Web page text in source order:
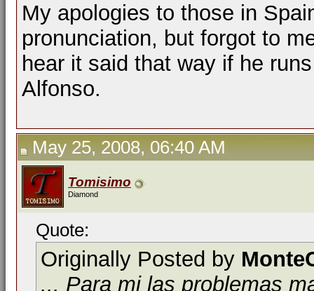
My apologies to those in
pronunciation, but forgot to
hear it said that way if he
Alfonso.
May 25, 2008, 06:40 AM
Tomisimo
Diamond
Quote:
Originally Posted by
... Para mi las problemas